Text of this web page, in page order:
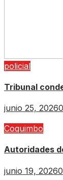
policial
Tribunal
junio 25, 20260
Coquimbo
Autoridades
junio 19, 20260